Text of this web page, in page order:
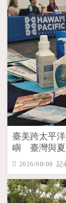
臺美跨太平
嶼 臺灣與夏
2026/08/08 記